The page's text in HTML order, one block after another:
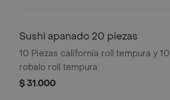
Sushi apanado 20 piezas
10 Piezas california roll tempura y 10
robalo roll tempura.
$ 31.000